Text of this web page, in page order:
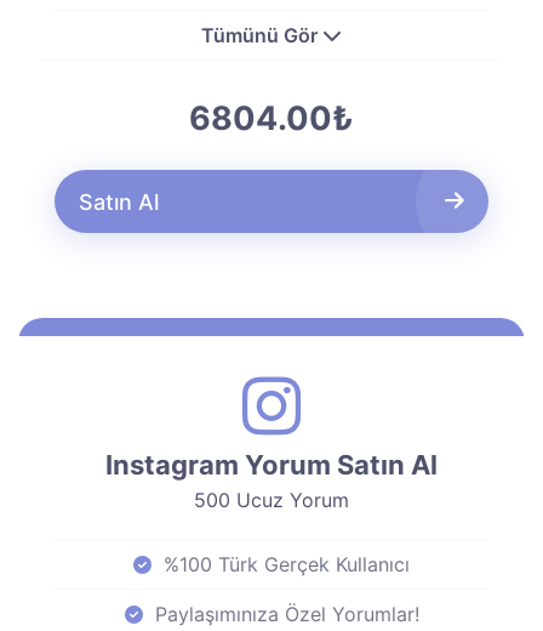
Tümünü Gör
6804.00₺
Satın Al
Instagram Yorum Satın Al
500 Ucuz Yorum
%100 Türk Gerçek Kullanıcı
Paylaşımınıza Özel Yorumlar!